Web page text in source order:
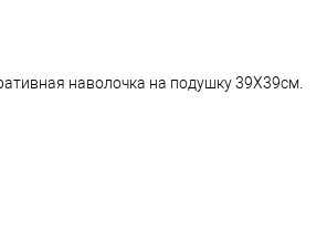
наволочка на подушку 39Х39см.